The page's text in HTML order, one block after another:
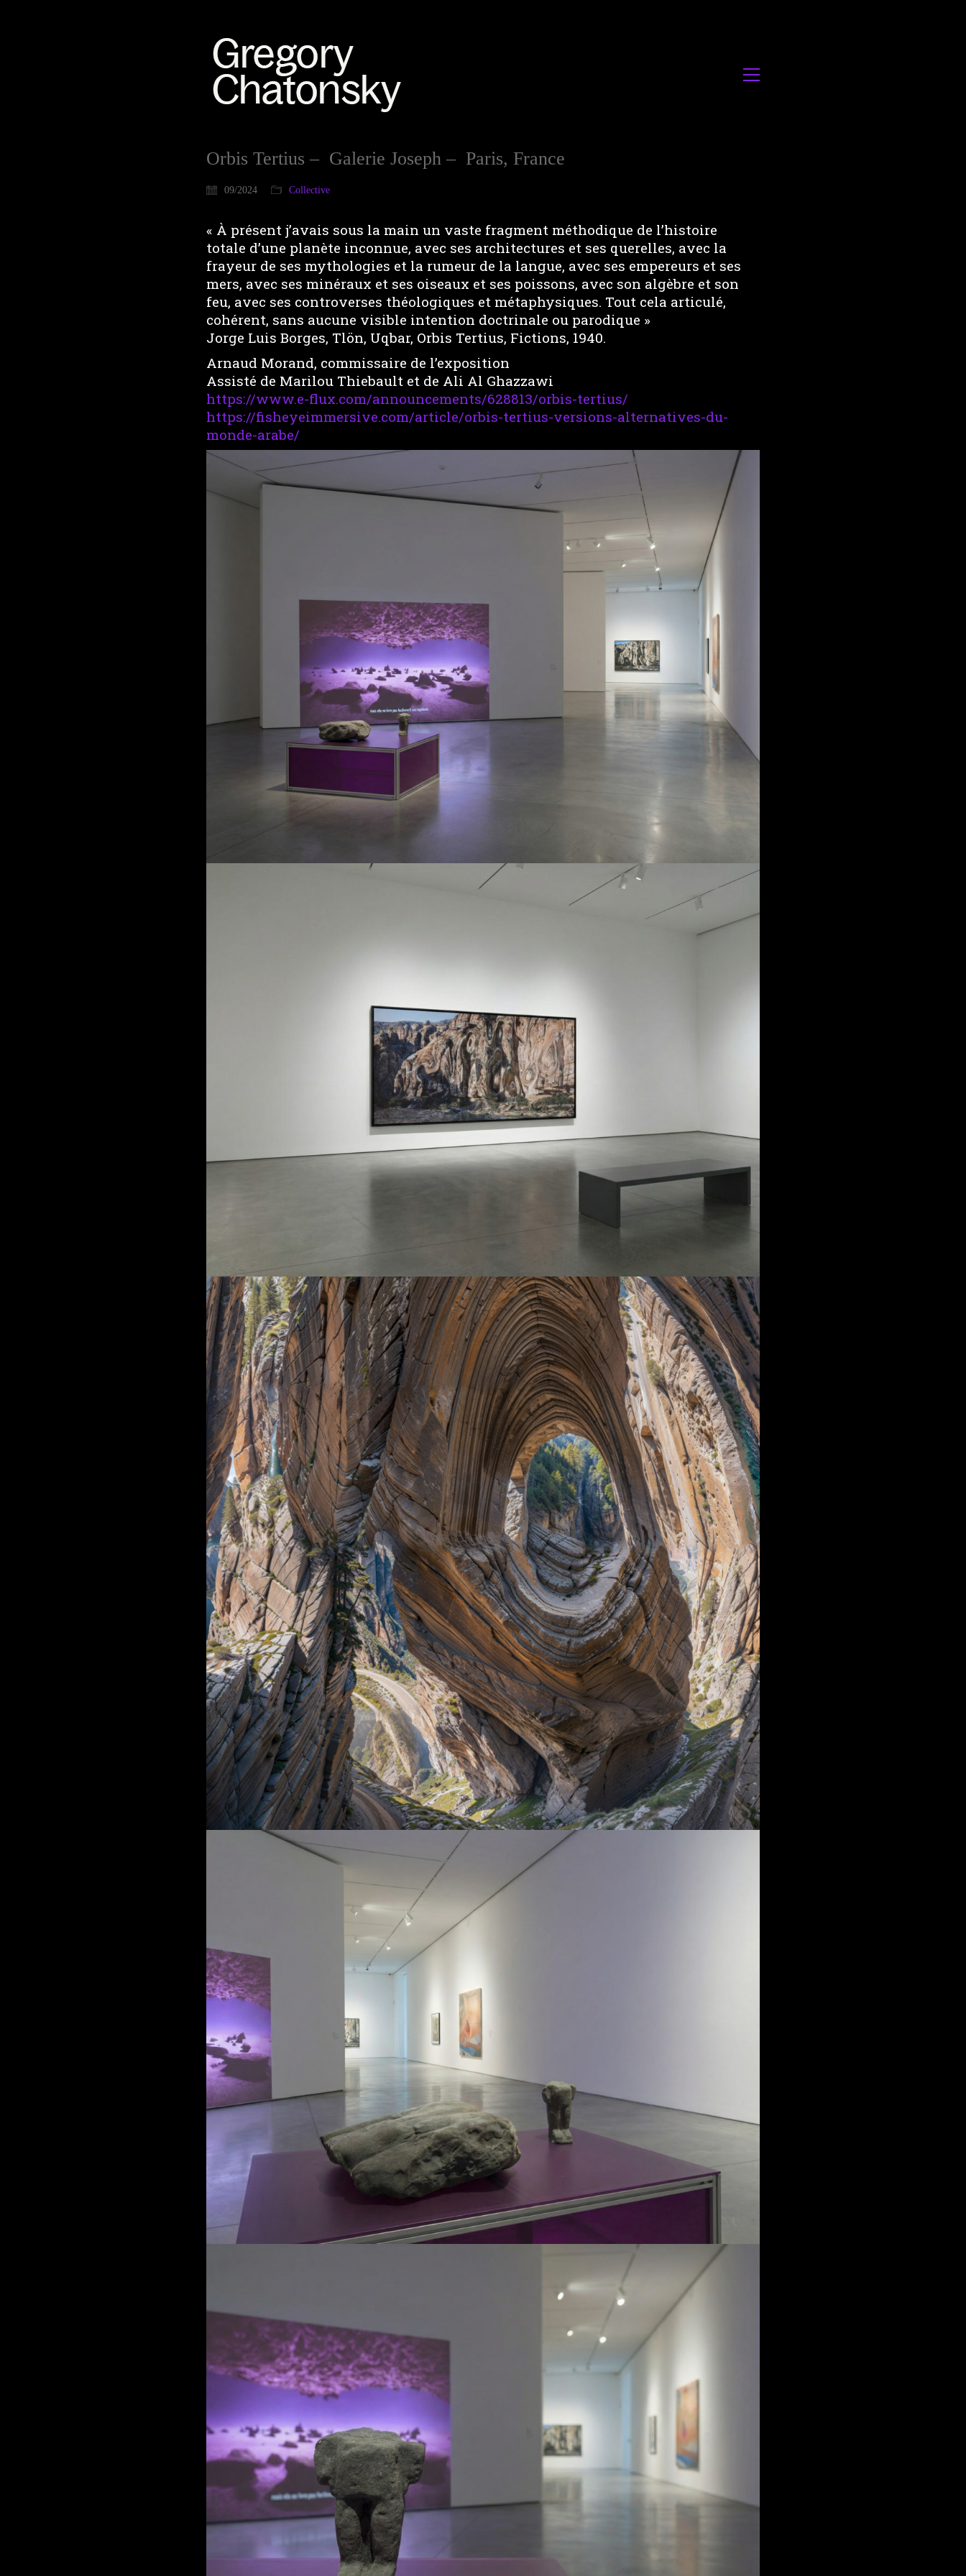
Orbis Tertius – Galerie Joseph – Paris, France
09/2024 Collective
« À présent j’avais sous la main un vaste fragment méthodique de l’histoire
totale d’une planète inconnue, avec ses architectures et ses querelles, avec la
frayeur de ses mythologies et la rumeur de la langue, avec ses empereurs et ses
mers, avec ses minéraux et ses oiseaux et ses poissons, avec son algèbre et son
feu, avec ses controverses théologiques et métaphysiques. Tout cela articulé,
cohérent, sans aucune visible intention doctrinale ou parodique »
Jorge Luis Borges, Tlön, Uqbar, Orbis Tertius, Fictions, 1940.
Arnaud Morand, commissaire de l’exposition
Assisté de Marilou Thiebault et de Ali Al Ghazzawi
https://www.e-flux.com/announcements/628813/orbis-tertius/
https://fisheyeimmersive.com/article/orbis-tertius-versions-alternatives-du-
monde-arabe/